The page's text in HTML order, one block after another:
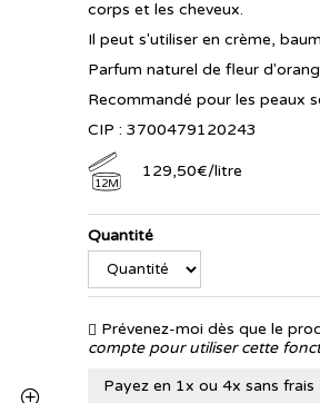
corps et les cheveux.
Il peut s'utiliser en crème,
Parfum naturel de fleur
Recommandé pour les peaux
CIP : 3700479120243
12M
129,50€/litre
Quantité
Prévenez-moi dès que le
compte pour utiliser cette
Payez en 1x ou 4x sans frais